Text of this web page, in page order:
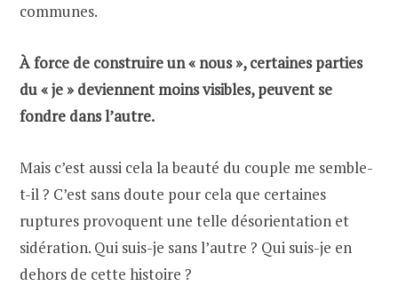
communes.
À force de construire un « nous », certaines parties
du « je » deviennent moins visibles, peuvent se
fondre dans l’autre.
Mais c’est aussi cela la beauté du couple me semble-
t-il ? C’est sans doute pour cela que certaines
ruptures provoquent une telle désorientation et
sidération. Qui suis-je sans l’autre ? Qui suis-je en
dehors de cette histoire ?